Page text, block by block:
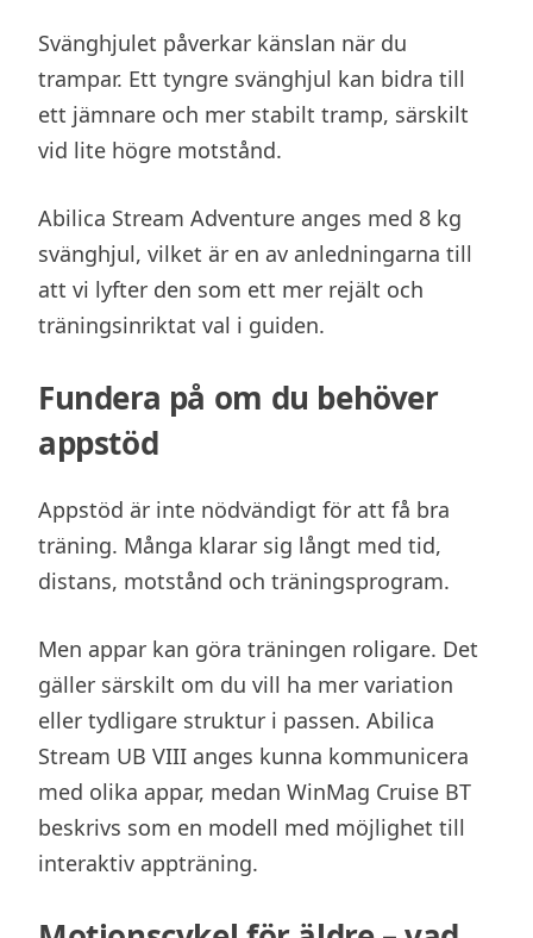
Svänghjulet påverkar känslan när du
trampar. Ett tyngre svänghjul kan bidra till
ett jämnare och mer stabilt tramp, särskilt
vid lite högre motstånd.
Abilica Stream Adventure anges med 8 kg
svänghjul, vilket är en av anledningarna till
att vi lyfter den som ett mer rejält och
träningsinriktat val i guiden.
Fundera på om du behöver
appstöd
Appstöd är inte nödvändigt för att få bra
träning. Många klarar sig långt med tid,
distans, motstånd och träningsprogram.
Men appar kan göra träningen roligare. Det
gäller särskilt om du vill ha mer variation
eller tydligare struktur i passen. Abilica
Stream UB VIII anges kunna kommunicera
med olika appar, medan WinMag Cruise BT
beskrivs som en modell med möjlighet till
interaktiv appträning.